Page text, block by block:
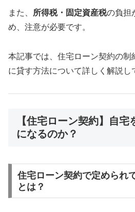
また、 所得税・固定資産税の負担
め、注意が必要です。
本記事では、住宅ローン契約の制
に貸す方法について詳しく解説し
【住宅ローン契約】自
になるのか？
住宅ローン契約で定められ
とは？